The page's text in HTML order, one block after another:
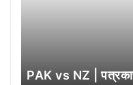
PAK vs NZ |